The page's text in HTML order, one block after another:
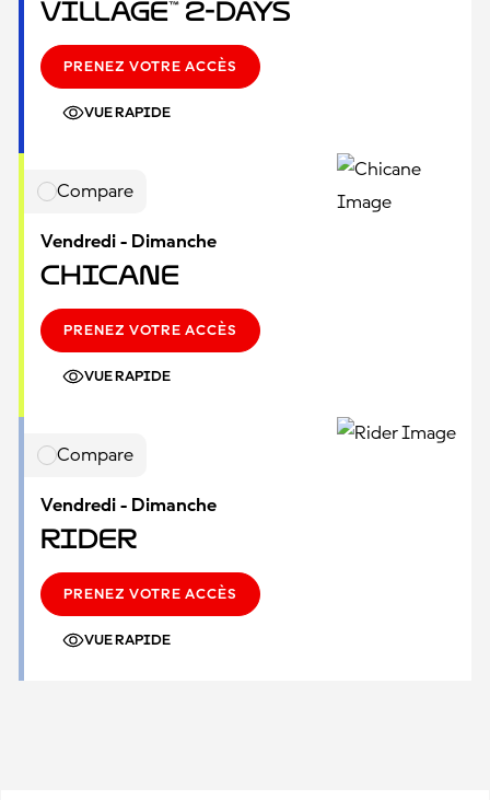
Village™ 2-Days
PRENEZ VOTRE ACCÈS
VUE RAPIDE
Compare
Vendredi - Dimanche
Chicane
PRENEZ VOTRE ACCÈS
VUE RAPIDE
Compare
Vendredi - Dimanche
Rider
PRENEZ VOTRE ACCÈS
VUE RAPIDE